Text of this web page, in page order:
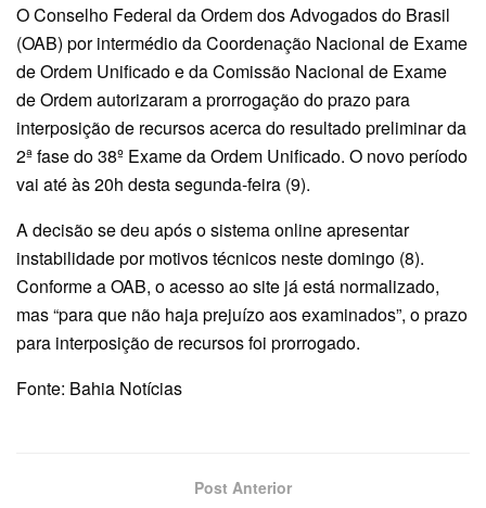
O Conselho Federal da Ordem dos Advogados do Brasil
(OAB) por intermédio da Coordenação Nacional de Exame
de Ordem Unificado e da Comissão Nacional de Exame
de Ordem autorizaram a prorrogação do prazo para
interposição de recursos acerca do resultado preliminar da
2ª fase do 38º Exame da Ordem Unificado. O novo período
vai até às 20h desta segunda-feira (9).
A decisão se deu após o sistema online apresentar
instabilidade por motivos técnicos neste domingo (8).
Conforme a OAB, o acesso ao site já está normalizado,
mas “para que não haja prejuízo aos examinados”, o prazo
para interposição de recursos foi prorrogado.
Fonte: Bahia Notícias
Post Anterior